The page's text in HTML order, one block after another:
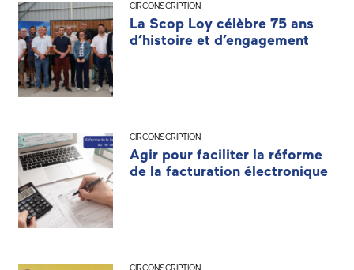
CIRCONSCRIPTION
La Scop Loy célèbre 75 ans
d’histoire et d’engagement
CIRCONSCRIPTION
Agir pour faciliter la réforme
de la facturation électronique